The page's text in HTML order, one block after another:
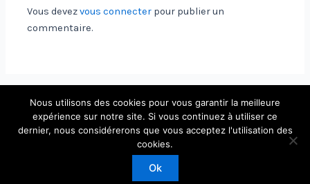
Vous devezvous connecter pour publier un
commentaire.
Copyright © 2026 Laboratoire de Physique Théorique et
Modèles Statistiques
Nous utilisons des cookies pour vous garantir la meilleure
expérience sur notre site. Si vous continuez à utiliser ce
dernier, nous considérerons que vous acceptez l'utilisation des
cookies.
Ok